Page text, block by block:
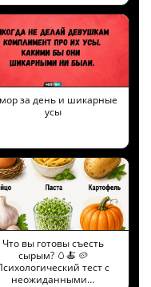
за день и шикарные
усы
Что вы готовы съесть
сырым? 🥚🍝 🥔
тест с
неожиданными…